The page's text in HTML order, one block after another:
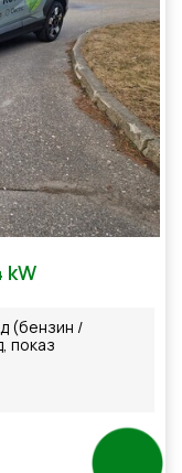
kW
(бензин /
показ